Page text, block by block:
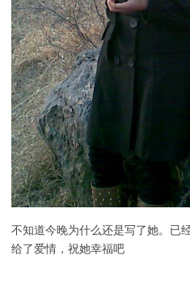
不知道今晚为什么还是写了她。已
给了爱情，祝她幸福吧